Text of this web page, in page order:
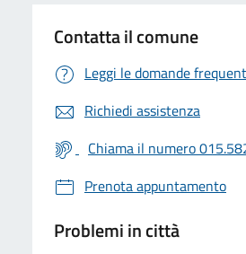
Contatta il comune
Leggi le domande
Richiedi assistenza
Chiama il numero
Prenota appuntamento
Problemi in città